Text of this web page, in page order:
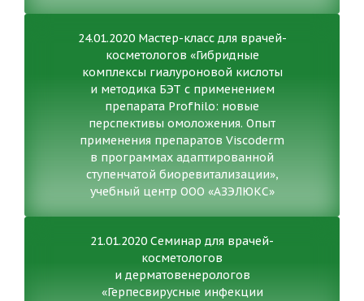
24.01.2020 Мастер-класс для врачей-
косметологов «Гибридные
комплексы гиалуроновой кислоты
и методика БЭТ с применением
препарата Profhilo: новые
перспективы омоложения. Опыт
применения препаратов Viscoderm
в программах адаптированной
ступенчатой биоревитализации»,
учебный центр ООО «АЗЭЛЮКС»
21.01.2020 Семинар для врачей-
косметологов
и дерматовенерологов
«Герпесвирусные инфекции